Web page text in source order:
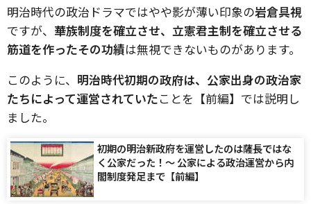
明治時代の政治ドラマではやや影が薄い印象の岩倉具視
ですが、 華族制度を確立させ、立憲君主制を確立させる
筋道を作ったその功績は無視できないものがあります。
このように、 明治時代初期の政府は、公家出身の政治家
たちによって運営されていたことを【前編】では説明し
ました。
初期の明治新政府を運営したのは薩長ではな
く公家だった！～ 公家による政治運営から内
閣制度発足まで【前編】